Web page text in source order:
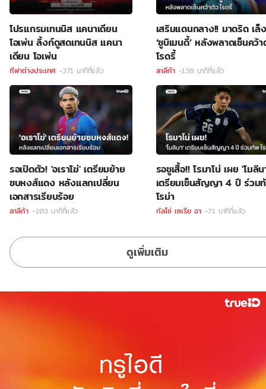
โปรแกรมเทนนิส แคนาเดียน
โอเพ่น ลิ้งก์ดูสดเทนนิส แคนา
เดียน โอเพ่น
กีฬาต่างประเทศ -371 นาทีที่แล้ว
เสริมแดนกลาง!! มาดริด เล็
‘ซูบิเมนดี้’ หลังพลาดเซ็นคว้
โรดรี้
ลาลีก้า -138 นาทีที่แล้ว
รอเปิดตัว! 'อเราโฆ่' เตรียมย้าย
ซบหงส์แดง หลังแลกเปลี่ยน
เอกสารเรียบร้อย
ลาลีก้า -103 นาทีที่แล้ว
รอชูเสื้อ!! โรมาโน่ เผย 'โมลิน
เตรียมเซ็นสัญญา 4 ปี ร่วม
โรม่า
กัลโช่ เซเรีย อา -71 นาทีที่แล้ว
ดูเพิ่มเติม